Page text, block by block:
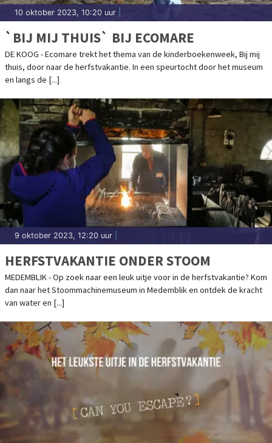
10 oktober 2023, 10:20 uur
`BIJ MIJ THUIS` BIJ ECOMARE
DE KOOG - Ecomare trekt het thema van de kinderboekenweek, Bij mij
thuis, door naar de herfstvakantie. In een speurtocht door het museum
en langs de [...]
9 oktober 2023, 12:20 uur
HERFSTVAKANTIE ONDER STOOM
MEDEMBLIK - Op zoek naar een leuk uitje voor in de herfstvakantie? Kom
dan naar het Stoommachinemuseum in Medemblik en ontdek de kracht
van water en [...]